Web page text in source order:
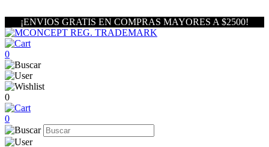
¡ENVIOS GRATIS EN COMPRAS MAYORES A $2500!
0
0
0